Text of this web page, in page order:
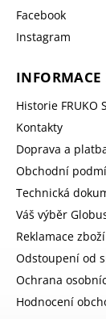
Facebook
Instagram
INFORMACE
Historie FRUKO
Kontakty
Doprava a
Obchodní
Technická
Váš výběr
Reklamace zboží
Odstoupení od
Ochrana
Hodnocení